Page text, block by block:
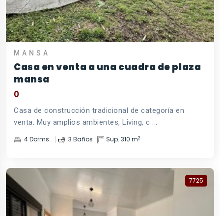
MANSA
Casa en venta a una cuadra de plaza
mansa
0
Casa de construcción tradicional de categoría en
venta. Muy amplios ambientes, Living, c ...
4 Dorms. 3 Baños Sup. 310 m2
7725